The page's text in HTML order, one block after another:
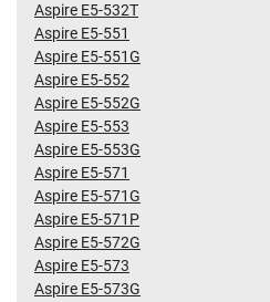
Aspire E5-532T
Aspire E5-551
Aspire E5-551G
Aspire E5-552
Aspire E5-552G
Aspire E5-553
Aspire E5-553G
Aspire E5-571
Aspire E5-571G
Aspire E5-571P
Aspire E5-572G
Aspire E5-573
Aspire E5-573G